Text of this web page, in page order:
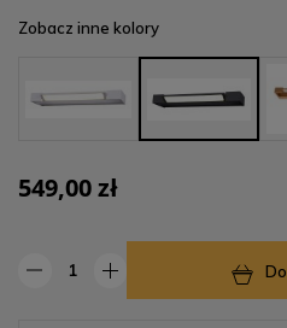
Zobacz inne kolory
549,00 zł